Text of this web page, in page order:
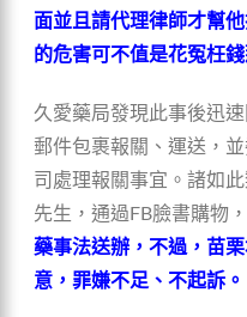
面並且請代理律師才幫
的危害可不值是花冤枉
久愛藥局發現此事後迅
郵件包裹報關、運送，
司處理報關事宜。諸如
先生，通過FB臉書購物
藥事法送辦，不過，苗
意，罪嫌不足、不起訴。